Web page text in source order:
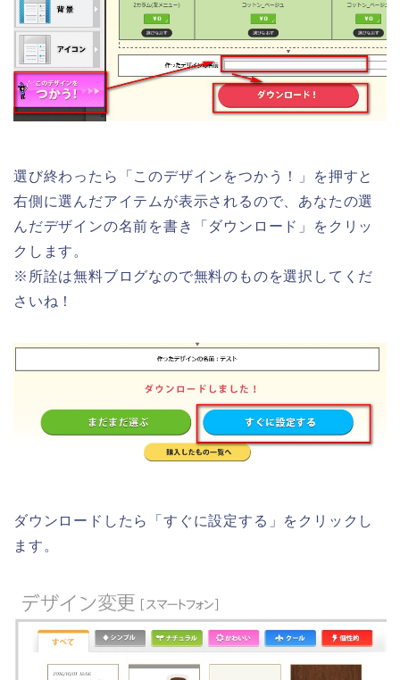
選び終わったら「このデザインをつかう！」を押すと
右側に選んだアイテムが表示されるので、あなたの選
んだデザインの名前を書き「ダウンロード」をクリッ
クします。
※所詮は無料ブログなので無料のものを選択してくだ
さいね！
ダウンロードしたら「すぐに設定する」をクリックし
ます。